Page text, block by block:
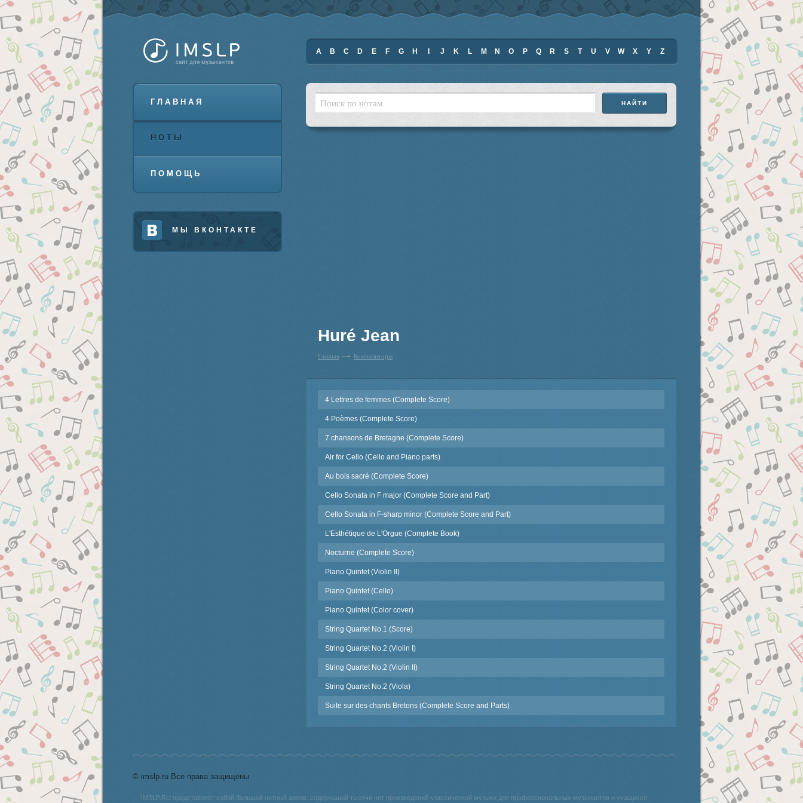
ГЛАВНАЯ
НОТЫ
ПОМОЩЬ
МЫ ВКОНТАКТЕ
A B C D E F G H J K L M N O P Q R S T U V W X Y Z
Huré Jean
Главная Композиторы
4 Lettres de femmes (Complete Score)
4 Poèmes (Complete Score)
7 chansons de Bretagne (Complete Score)
Air for Cello (Cello and Piano parts)
Au bois sacré (Complete Score)
Cello Sonata in F major (Complete Score and Part)
Cello Sonata in F-sharp minor (Complete Score and Part)
L'Esthétique de L'Orgue (Complete Book)
Nocturne (Complete Score)
Piano Quintet (Violin II)
Piano Quintet (Cello)
Piano Quintet (Color cover)
String Quartet No.1 (Score)
String Quartet No.2 (Violin I)
String Quartet No.2 (Violin II)
String Quartet No.2 (Viola)
Suite sur des chants Bretons (Complete Score and Parts)
© imslp.ru Все права защищены
IMSLP.RU представляет собой большой нотный архив, содержащий тысячи нот произведений классической музыки для профессиональных музыкантов и учащихся